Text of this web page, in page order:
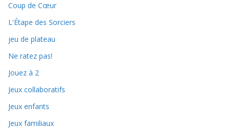
Coup de Cœur
L'Étape des Sorciers
jeu de plateau
Ne ratez pas!
Jouez à 2
Jeux collaboratifs
Jeux enfants
Jeux familiaux